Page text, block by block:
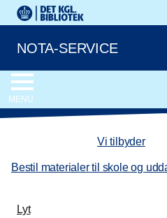
Gå til hovedindholdet
Det Kongelige Biblioteks
NOTA-SERVICE
MENU
Vi tilbyder/
Bestil materialer til skole og
Lyt